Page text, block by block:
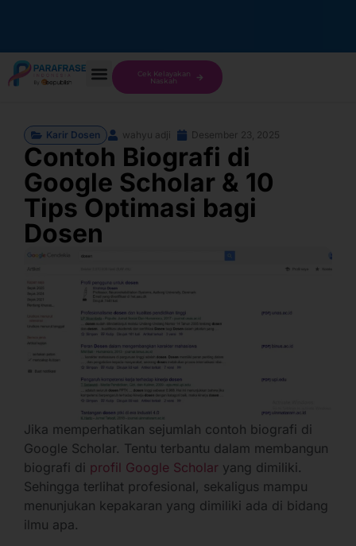
Cek Kelayakan
Naskah
Karir Dosen wahyu adji Desember 23, 2025
Contoh Biografi di
Google Scholar & 10
Tips Optimasi bagi
Dosen
Jika memperhatikan sejumlah contoh biografi di
Google Scholar. Tentu terbantu dalam membangun
biografi di profil Google Scholar yang dimiliki.
Sehingga terlihat profesional, sekaligus mampu
menunjukan kepakaran yang dimiliki ada di bidang
ilmu apa.